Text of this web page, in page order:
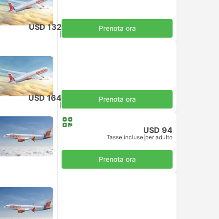
USD 132 Prenota ora
USD 164 Prenota ora
USD 94
Tasse incluse per adulto
Prenota ora